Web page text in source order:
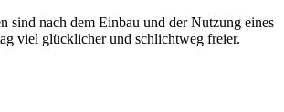
sind nach dem Einbau und der Nutzung eines
viel glücklicher und schlichtweg freier.